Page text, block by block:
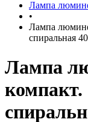
Лампа
•
Лампа
спиральная
Лампа
компакт.